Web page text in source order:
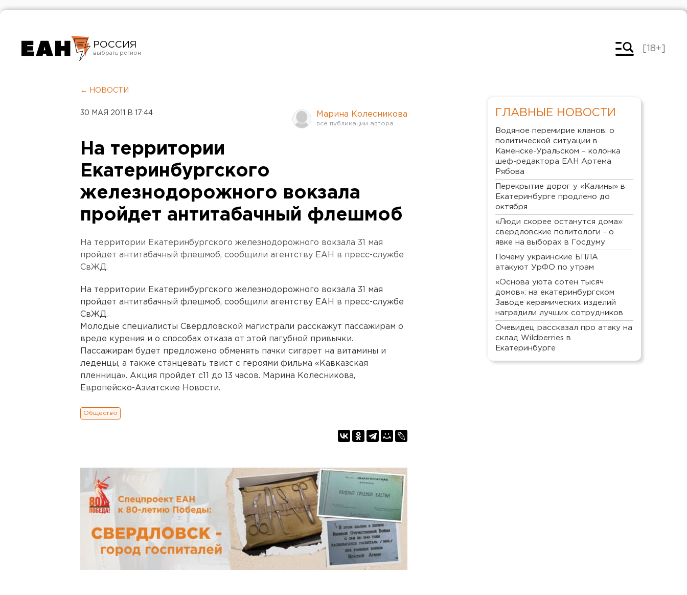
РОССИЯ
Челябинск
[18+]
← НОВОСТИ
30 МАЯ 2011 В 17:44 Марина Колесникова
На территории
Екатеринбургского
железнодорожного вокзала
пройдет антитабачный флешмоб
На территории Екатеринбургского железнодорожного вокзала 31 мая
пройдет антитабачный флешмоб, сообщили агентству ЕАН в пресс-службе
СвЖД.
На территории Екатеринбургского железнодорожного вокзала 31 мая
пройдет антитабачный флешмоб, сообщили агентству ЕАН в пресс-службе
СвЖД.
Молодые специалисты Свердловской магистрали расскажут пассажирам о
вреде курения и о способах отказа от этой пагубной привычки.
Пассажирам будет предложено обменять пачки сигарет на витамины и
леденцы, а также станцевать твист с героями фильма «Кавказская
пленница». Акция пройдет с11 до 13 часов. Марина Колесникова,
Европейско-Азиатские Новости.
Общество
ГЛАВНЫЕ НОВОСТИ
Водяное перемирие кланов: о
политической ситуации в
Каменске-Уральском – колонка
шеф-редактора ЕАН Артема
Рябова
Перекрытие дорог у «Калины» в
Екатеринбурге продлено до
октября
«Люди скорее останутся дома»:
свердловские политологи - о
явке на выборах в Госдуму
Почему украинские БПЛА
атакуют УрФО по утрам
«Основа уюта сотен тысяч
домов»: на екатеринбургском
Заводе керамических изделий
наградили лучших сотрудников
Очевидец рассказал про атаку на
склад Wildberries в
Екатеринбурге